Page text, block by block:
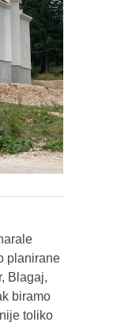
planirane
Blagaj,
biramo
toliko